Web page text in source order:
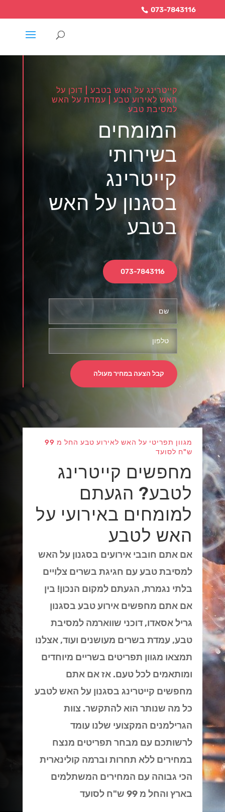
073-7843116
קייטרינג על האש בטבע | דוכן על
האש לאירוע טבע | עמדת על האש
למסיבת טבע
המומחים
בשירותי
קייטרינג
בסגנון על האש
בטבע
073-7843116
קבל הצעה במחיר מעולה
מגוון תפריטי על האש לאירוע טבע החל מ 99
ש"ח לסועד
מחפשים קייטרינג
לטבע? הגעתם
למומחים באירועי על
האש לטבע
אם אתם חובבי אירועים בסגנון על האש
למסיבת טבע עם חגיגת בשרים צלויים
בלתי נגמרת, הגעתם למקום הנכון! בין
אם אתם מחפשים אירוע טבע בסגנון
גריל אסאדו, דוכני שווארמה למסיבת
טבע, עמדת בשרים מעושנים ועוד, אצלנו
תמצאו מגוון תפריטים בשריים מיוחדים
ומותאמים לכל טעם. אז אם אתם
מחפשים קייטרינג בסגנון על האש לטבע
כל מה שנותר הוא להתקשר. צוות
הגרילמנים המקצועי שלנו עומד
לרשותכם עם מבחר תפריטים מנצח
במחירים ללא תחרות וברמה קולינארית
הכי גבוהה עם המחירים המשתלמים
בארץ והחל מ 99 ש"ח לסועד